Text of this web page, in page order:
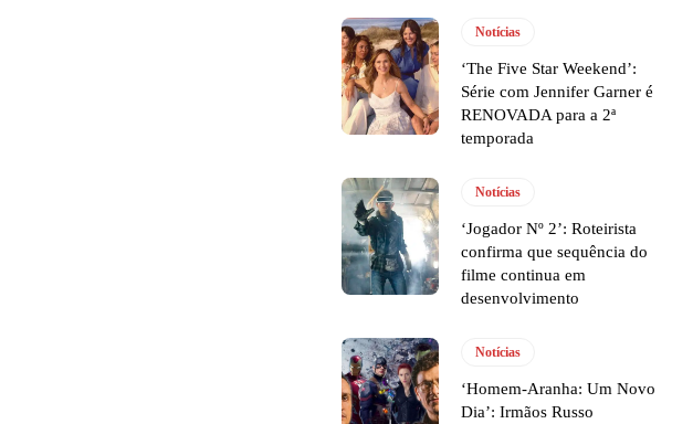
Notícias
‘The Five Star Weekend’:
Série com Jennifer Garner é
RENOVADA para a 2ª
temporada
Notícias
‘Jogador Nº 2’: Roteirista
confirma que sequência do
filme continua em
desenvolvimento
Notícias
‘Homem-Aranha: Um Novo
Dia’: Irmãos Russo